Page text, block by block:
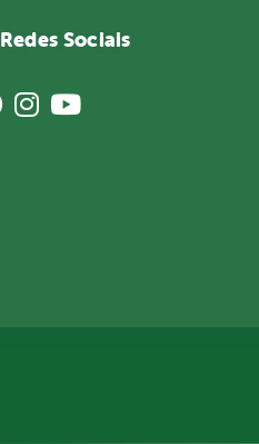
Redes Sociais